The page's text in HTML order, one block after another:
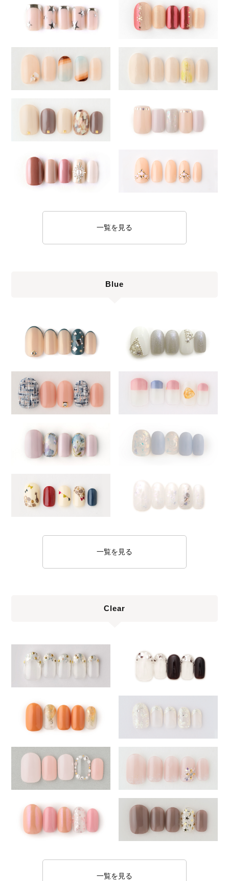
一覧を見る
Blue
一覧を見る
Clear
一覧を見る